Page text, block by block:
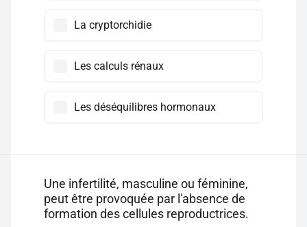
La cryptorchidie
Les calculs rénaux
Les déséquilibres hormonaux
Une infertilité, masculine ou féminine,
peut être provoquée par l'absence de
formation des cellules reproductrices.